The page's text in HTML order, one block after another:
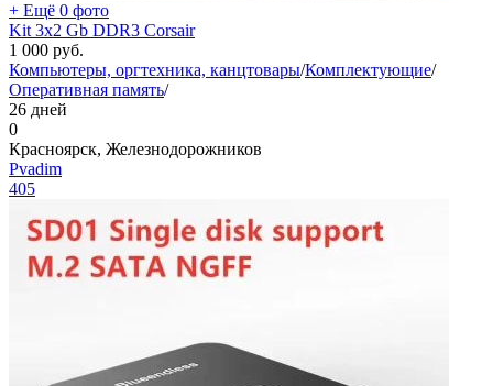
+ Ещё 0 фото
Kit 3x2 Gb DDR3 Corsair
1 000 руб.
Компьютеры, оргтехника, канцтовары/Комплектующие/
Оперативная память/
26 дней
0
Красноярск, Железнодорожников
Pvadim
405